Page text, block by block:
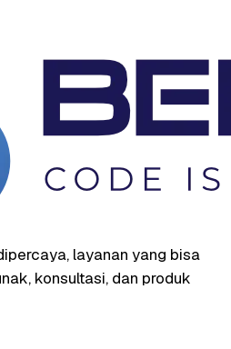
layanan yang bisa
konsultasi, dan produk